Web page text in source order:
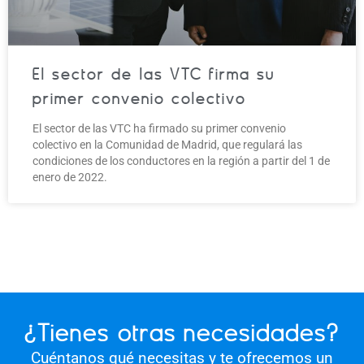
El sector de las VTC firma su
primer convenio colectivo
El sector de las VTC ha firmado su primer convenio
colectivo en la Comunidad de Madrid, que regulará las
condiciones de los conductores en la región a partir del 1 de
enero de 2022.
¿Tienes otras necesidades?
Cuéntanos qué necesitas y te ofrecemos un